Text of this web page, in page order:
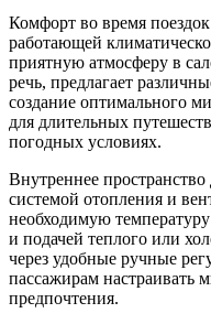
Комфорт во время
работающей
приятную атмосферу в
речь, предлагает
создание оптимального
для длительных
погодных условиях.
Внутреннее
системой отопления и
необходимую
и подачей теплого или
через удобные ручные
пассажирам настраивать
предпочтения.